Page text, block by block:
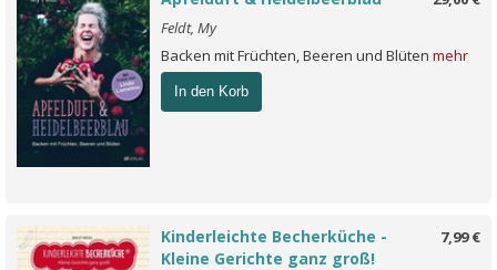
Feldt, My
Backen mit Früchten, Beeren und Blüten mehr
In den Korb
7,99 €
Kinderleichte Becherküche -
Kleine Gerichte ganz groß!